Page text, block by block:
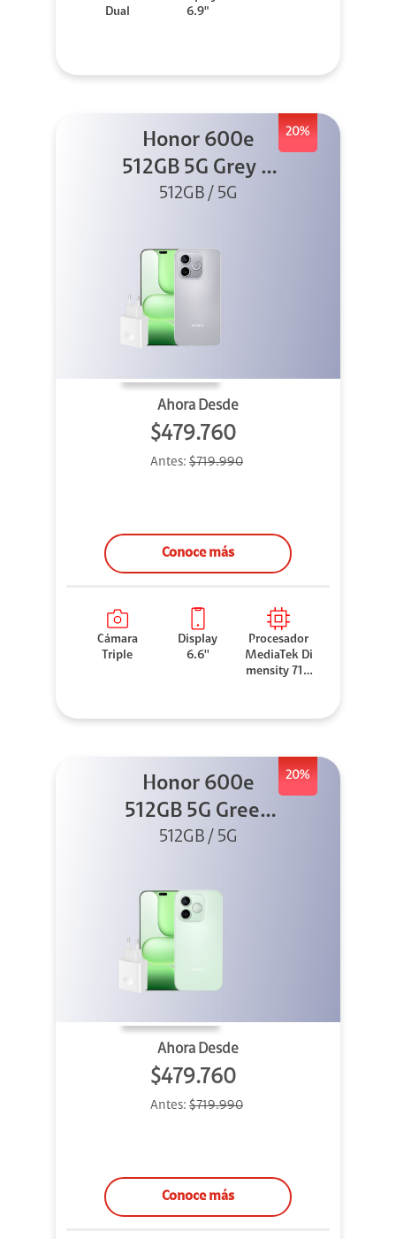
Dual
6.9"
20%
Honor 600e
512GB 5G Grey +
45W
512GB / 5G
Ahora Desde
$479.760
Antes: $719.990
Conoce más
Cámara
Triple
Display
6.6''
Procesador
MediaTek Di
mensity 710
20%
Honor 600e
512GB 5G Green
+ 45W
512GB / 5G
Ahora Desde
$479.760
Antes: $719.990
Conoce más